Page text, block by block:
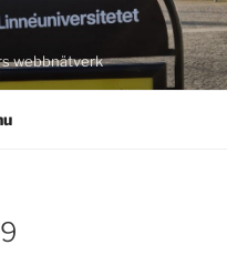
webbnätverk